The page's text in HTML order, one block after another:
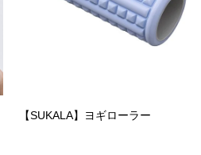
【SUKALA】ヨギローラー